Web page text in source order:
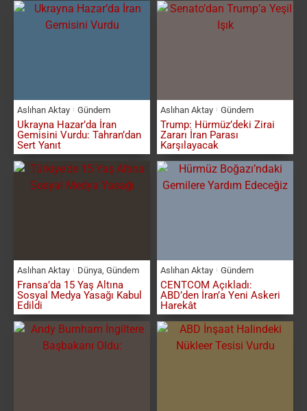
Aslıhan Aktay Gündem
Ukrayna Hazar’da İran
Gemisini Vurdu: Tahran’dan
Sert Yanıt
Aslıhan Aktay Gündem
Trump: Hürmüz’deki Zirai
Zararı İran Parası
Karşılayacak
Aslıhan Aktay Dünya Gündem
Fransa’da 15 Yaş Altına
Sosyal Medya Yasağı Kabul
Edildi
Aslıhan Aktay Gündem
CENTCOM Açıkladı:
ABD’den İran’a Yeni Askeri
Harekât